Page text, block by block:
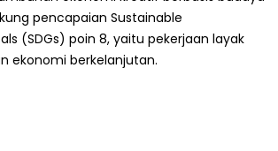
pencapaian Sustainable
(SDGs) poin 8, yaitu pekerjaan layak
ekonomi berkelanjutan.